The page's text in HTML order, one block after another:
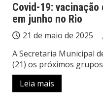
Covid-19:
em junho no Rio
21 de maio de 2025
A Secretaria Municipal
(21) os próximos
Leia mais